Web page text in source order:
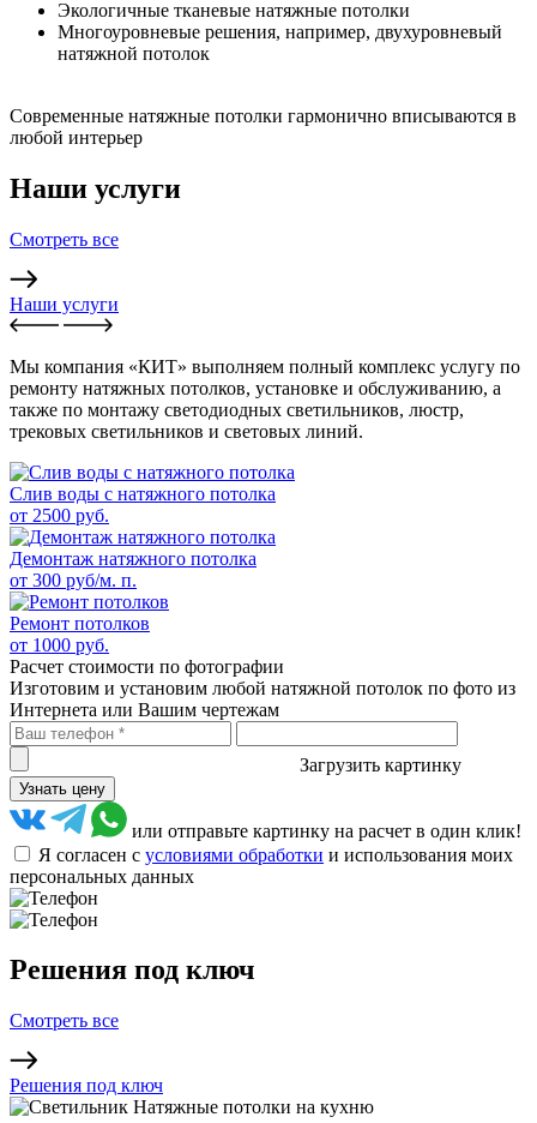
Экологичные тканевые натяжные потолки
Многоуровневые решения, например, двухуровневый
натяжной потолок
Современные натяжные потолки гармонично вписываются в
любой интерьер
Наши услуги
Смотреть все
Наши услуги
Мы компания «КИТ» выполняем полный комплекс услугу по
ремонту натяжных потолков, установке и обслуживанию, а
также по монтажу светодиодных светильников, люстр,
трековых светильников и световых линий.
Слив воды с натяжного потолка
от 2500 руб.
Демонтаж натяжного потолка
от 300 руб/м. п.
Ремонт потолков
от 1000 руб.
Расчет стоимости по фотографии
Изготовим и установим любой натяжной потолок по фото из
Интернета или Вашим чертежам
Загрузить картинку
Узнать цену
или отправьте картинку на расчет в один клик!
Я согласен с условиями обработки и использования моих
персональных данных
Решения под ключ
Смотреть все
Решения под ключ